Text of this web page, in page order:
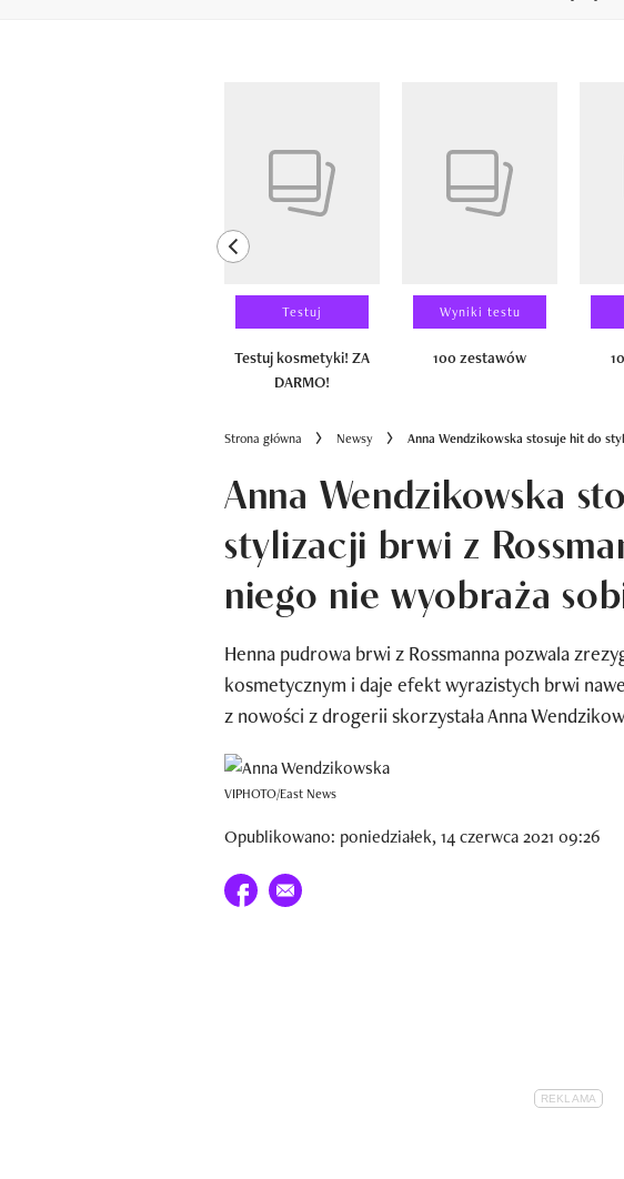
previous element
Testuj
Testuj kosmetyki! ZA
DARMO!
Wyniki testu
100 zestawów
Strona główna Newsy Anna Wendzikowska stosuje hit do
Anna Wendzikowska
stylizacji brwi z
niego nie wyobraża
Henna pudrowa brwi z Rossmanna pozwala
kosmetycznym i daje efekt wyrazistych brwi
z nowości z drogerii skorzystała Anna
VIPHOTO/East News
Opublikowano: poniedziałek, 14 czerwca 2021 09:26
Udostępnij na facebook
E-mail do przyjaciela